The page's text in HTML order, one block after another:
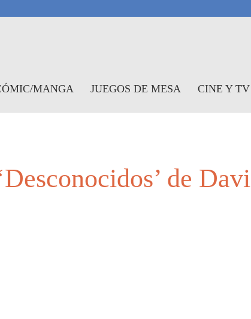
MANGA JUEGOS DE MESA CINE Y TV
de